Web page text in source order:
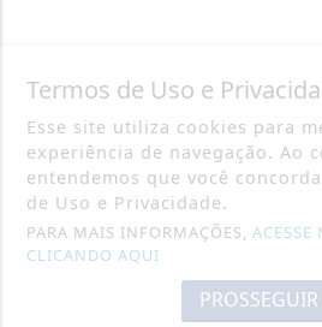
Termos de Uso e
Esse site utiliza cookies para
experiência de navegação. Ao
entendemos que você
de Uso e Privacidade.
PARA MAIS INFORMAÇÕES,ACESSE
CLICANDO AQUI
PROSSEGUIR